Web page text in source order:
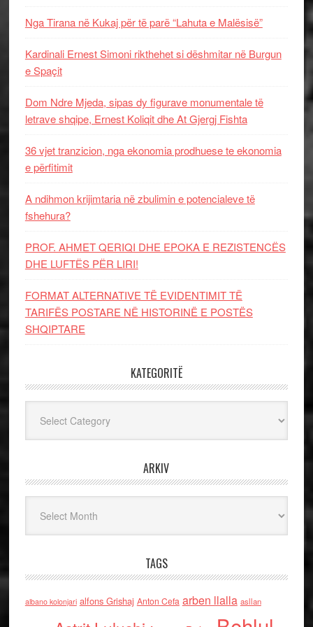
Nga Tirana në Kukaj për të parë “Lahuta e Malësisë”
Kardinali Ernest Simoni rikthehet si dëshmitar në Burgun
e Spaçit
Dom Ndre Mjeda, sipas dy figurave monumentale të
letrave shqipe, Ernest Koliqit dhe At Gjergj Fishta
36 vjet tranzicion, nga ekonomia prodhuese te ekonomia
e përfitimit
A ndihmon krijimtaria në zbulimin e potencialeve të
fshehura?
PROF. AHMET QERIQI DHE EPOKA E REZISTENCЁS
DHE LUFTЁS PЁR LIRI!
FORMAT ALTERNATIVE TË EVIDENTIMIT TË
TARIFËS POSTARE NË HISTORINË E POSTËS
SHQIPTARE
KATEGORITË
ARKIV
TAGS
albano kolonjari alfons Grishaj Anton Cefa arben llalla asllan